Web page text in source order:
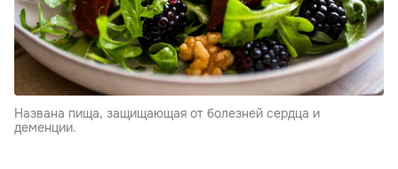
Названа пища, защищающая от болезней сердца и
деменции.